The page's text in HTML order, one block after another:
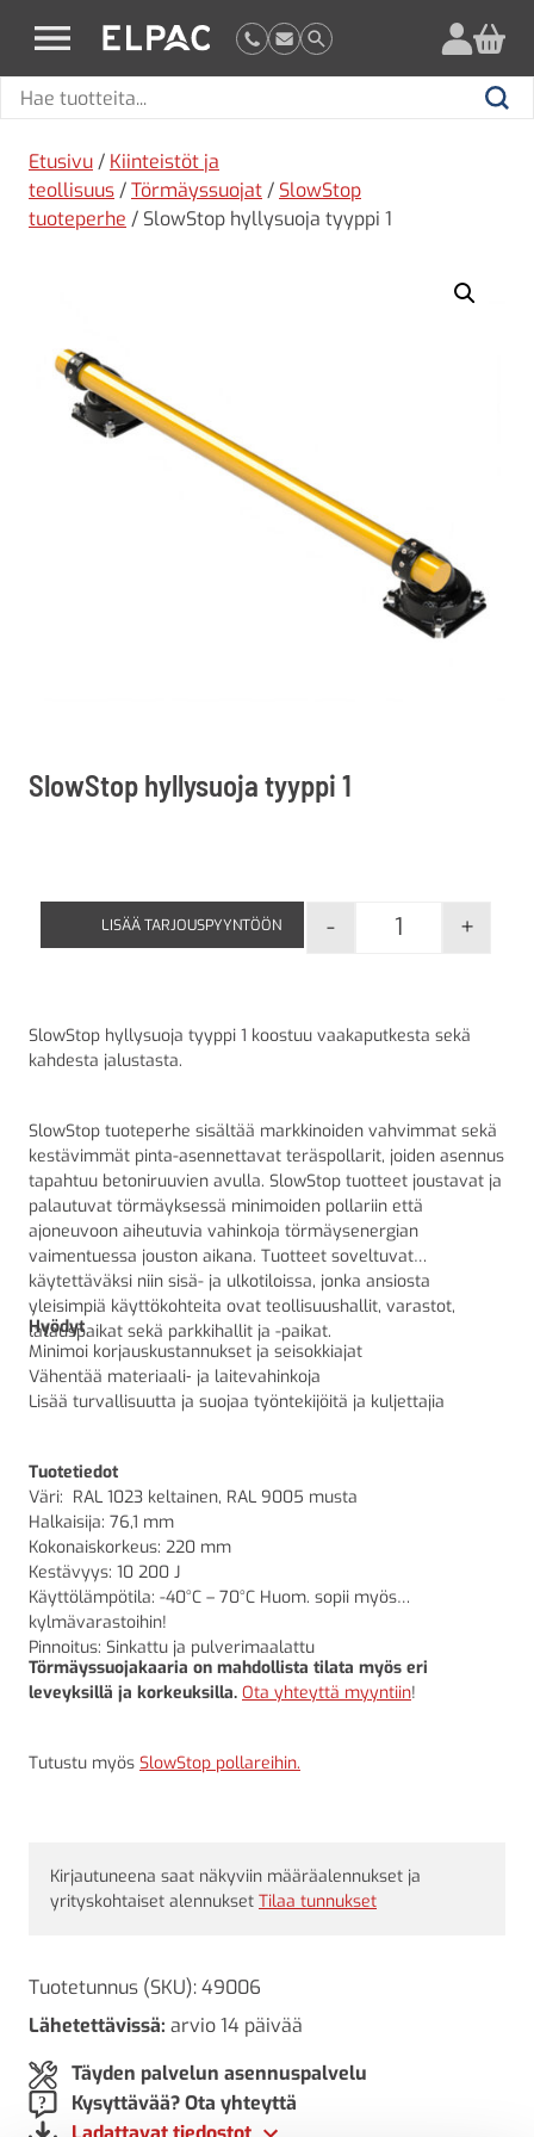
elpac.fi
Hae
Hae
Etusivu / Kiinteistöt ja
teollisuus /Törmäyssuojat / SlowStop
tuoteperhe / SlowStop hyllysuoja tyyppi 1
SlowStop hyllysuoja tyyppi 1
SlowStop
- +
LISÄÄ TARJOUSPYYNTÖÖN
SlowStop hyllysuoja tyyppi 1 koostuu vaakaputkesta sekä
kahdesta jalustasta.
SlowStop tuoteperhe sisältää markkinoiden vahvimmat sekä
kestävimmät pinta-asennettavat teräspollarit, joiden asennus
tapahtuu betoniruuvien avulla. SlowStop tuotteet joustavat ja
palautuvat törmäyksessä minimoiden pollariin että
ajoneuvoon aiheutuvia vahinkoja törmäysenergian
vaimentuessa jouston aikana. Tuotteet soveltuvat
käytettäväksi niin sisä- ja ulkotiloissa, jonka ansiosta
yleisimpiä käyttökohteita ovat teollisuushallit, varastot,
latauspaikat sekä parkkihallit ja -paikat.
Hyödyt
Minimoi korjauskustannukset ja seisokkiajat
Vähentää materiaali‑ ja laitevahinkoja
Lisää turvallisuutta ja suojaa työntekijöitä ja kuljettajia
Tuotetiedot
Väri: RAL 1023 keltainen, RAL 9005 musta
Halkaisija: 76,1 mm
Kokonaiskorkeus: 220 mm
Kestävyys: 10 200 J
Käyttölämpötila: -40°C – 70°C Huom. sopii myös
kylmävarastoihin!
Pinnoitus: Sinkattu ja pulverimaalattu
Törmäyssuojakaaria on mahdollista tilata myös eri
leveyksillä ja korkeuksilla. Ota yhteyttä myyntiin!
Tutustu myös SlowStop pollareihin.
Kirjautuneena saat näkyviin määräalennukset ja
yrityskohtaiset alennukset Tilaa tunnukset
Tuotetunnus (SKU):49006
Lähetettävissä: arvio 14 päivää
Täyden palvelun asennuspalvelu
Kysyttävää? Ota yhteyttä